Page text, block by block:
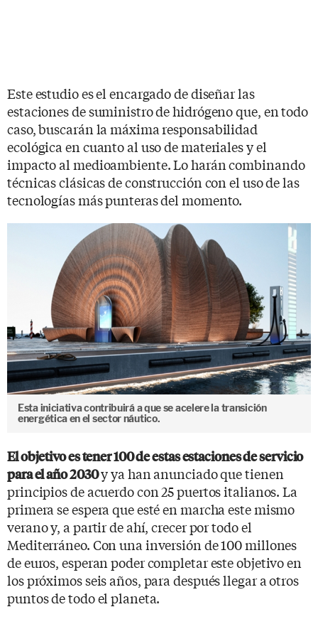
Este estudio es el encargado de diseñar las
estaciones de suministro de hidrógeno que, en todo
caso, buscarán la máxima responsabilidad
ecológica en cuanto al uso de materiales y el
impacto al medioambiente. Lo harán combinando
técnicas clásicas de construcción con el uso de las
tecnologías más punteras del momento.
Esta iniciativa contribuirá a que se acelere la transición
energética en el sector náutico.
El objetivo es tener 100 de estas estaciones de servicio
para el año 2030y ya han anunciado que tienen
principios de acuerdo con 25 puertos italianos. La
primera se espera que esté en marcha este mismo
verano y, a partir de ahí, crecer por todo el
Mediterráneo. Con una inversión de 100 millones
de euros, esperan poder completar este objetivo en
los próximos seis años, para después llegar a otros
puntos de todo el planeta.